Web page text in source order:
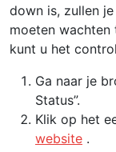
down is, zullen
moeten
kunt u het
Ga naar je
Status”.
Klik op het
website .